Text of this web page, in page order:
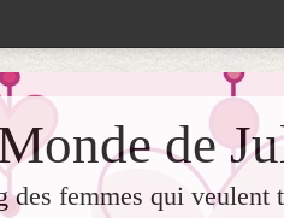
de
des femmes qui veulent